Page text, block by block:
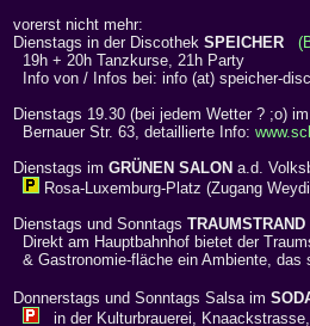
vorerst nicht mehr:
Dienstags in der Discothek SPEICHER
19h + 20h Tanzkurse, 21h Party
Info von / Infos bei: info (at) speicher-
Dienstags 19.30 (bei jedem Wetter ? ;o) im
Bernauer Str. 63, detaillierte Info:
Dienstags im GRÜNEN SALON a.d.
Rosa-Luxemburg-Platz (Zugang
Dienstags und Sonntags TRAUMSTRAND
Direkt am Hauptbahnhof bietet der
& Gastronomie-fläche ein Ambiente,
Donnerstags und Sonntags Salsa im
in der Kulturbrauerei,